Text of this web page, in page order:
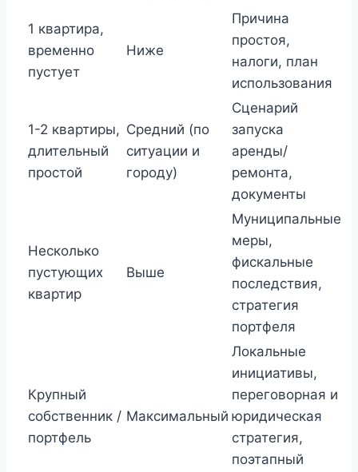
1 квартира,
временно
пустует
Ниже
Причина
простоя,
налоги, план
использования
1-2 квартиры,
длительный
простой
Средний (по
ситуации и
городу)
Сценарий
запуска
аренды/
ремонта,
документы
Несколько
пустующих
квартир
Выше
Муниципальные
меры,
фискальные
последствия,
стратегия
портфеля
Крупный
собственник /
портфель
Максимальный
Локальные
инициативы,
переговорная и
юридическая
стратегия,
поэтапный